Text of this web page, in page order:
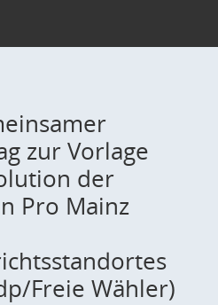
zur Vorlage
der
Pro Mainz
Freie Wähler)